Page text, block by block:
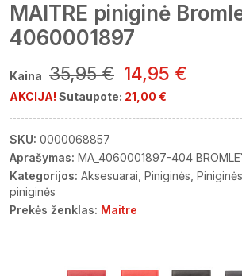
MAITRE piniginė
4060001897
Kaina 35,95 € 14,95 €
AKCIJA! Sutaupote: 21,00 €
SKU: 0000068857
Aprašymas: MA_4060001897-404
Kategorijos: Aksesuarai Piniginės
piniginės
Prekės ženklas: Maitre